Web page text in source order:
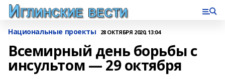
Национальные проекты 28 ОКТЯБРЯ 2020, 13:04
Всемирный день борьбы с
инсультом — 29 октября